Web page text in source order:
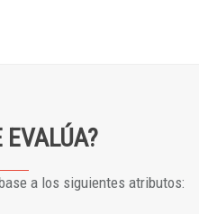
EVALÚA?
a los siguientes atributos: